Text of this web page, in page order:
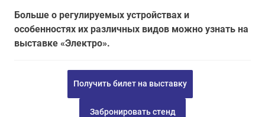
Больше о регулируемых устройствах и
особенностях их различных видов можно узнать на
выставке «Электро».
Получить билет на выставку
Забронировать стенд